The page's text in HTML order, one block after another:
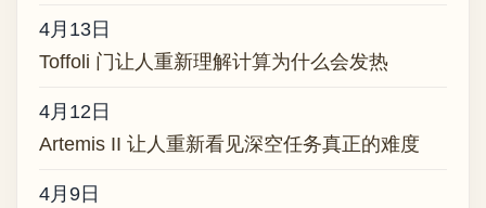
4月13日
Toffoli 门让人重新理解计算为什么会发热
4月12日
Artemis II 让人重新看见深空任务真正的难度
4月9日